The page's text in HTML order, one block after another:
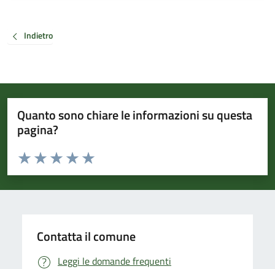
Indietro
Quanto sono chiare le informazioni su questa
pagina?
Valuta da 1 a 5 stelle la pagina
Valuta 5 stelle su 5
Valuta 4 stelle su 5
Valuta 3 stelle su 5
Valuta 2 stelle su 5
Valuta 1 stelle su 5
Contatta il comune
Leggi le domande frequenti